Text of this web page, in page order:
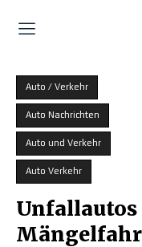
Auto / Verkehr
Auto Nachrichten
Auto und Verkehr
Auto Verkehr
Unfallautos